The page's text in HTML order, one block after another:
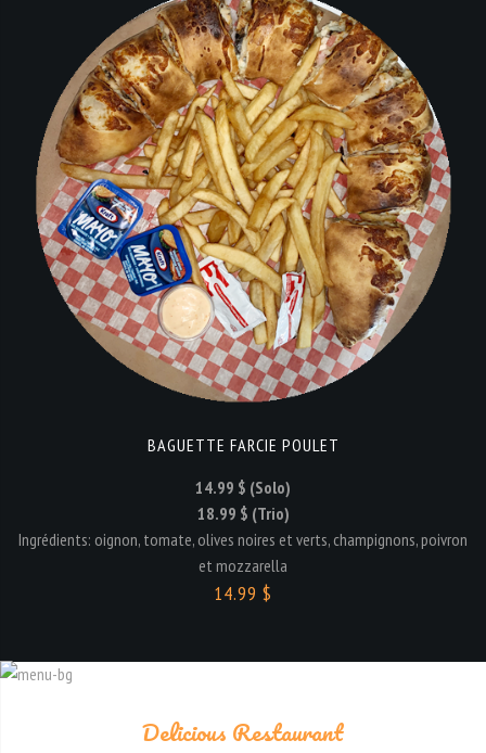
BAGUETTE FARCIE POULET
14.99 $ (Solo)
18.99 $ (Trio)
Ingrédients: oignon, tomate, olives noires et verts, champignons, poivron
et mozzarella
14.99 $
Delicious Restaurant